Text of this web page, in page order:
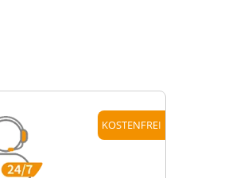
KOSTENFREI